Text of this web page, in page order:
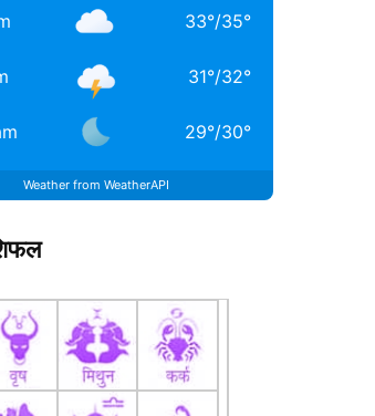
33°/35°
31°/32°
29°/30°
Weather from WeatherAPI